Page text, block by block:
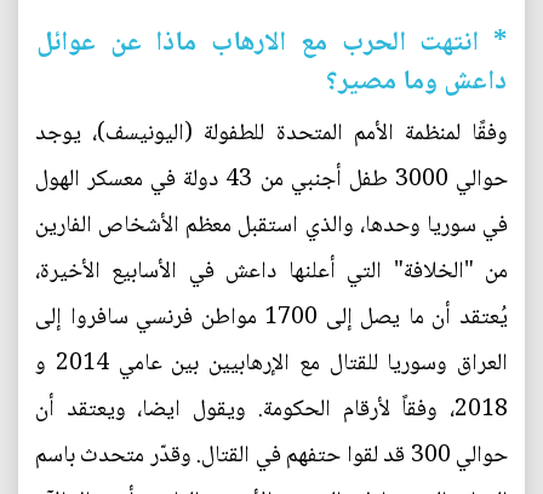
* انتهت الحرب مع الارهاب ماذا عن عوائل
داعش وما مصير؟
وفقًا لمنظمة الأمم المتحدة للطفولة (اليونيسف)، يوجد
حوالي 3000 طفل أجنبي من 43 دولة في معسكر الهول
في سوريا وحدها، والذي استقبل معظم الأشخاص الفارين
من "الخلافة" التي أعلنها داعش في الأسابيع الأخيرة،
يُعتقد أن ما يصل إلى 1700 مواطن فرنسي سافروا إلى
العراق وسوريا للقتال مع الإرهابيين بين عامي 2014 و
2018، وفقاً لأرقام الحكومة. ويقول ايضا، ويعتقد أن
حوالي 300 قد لقوا حتفهم في القتال. وقدّر متحدث باسم